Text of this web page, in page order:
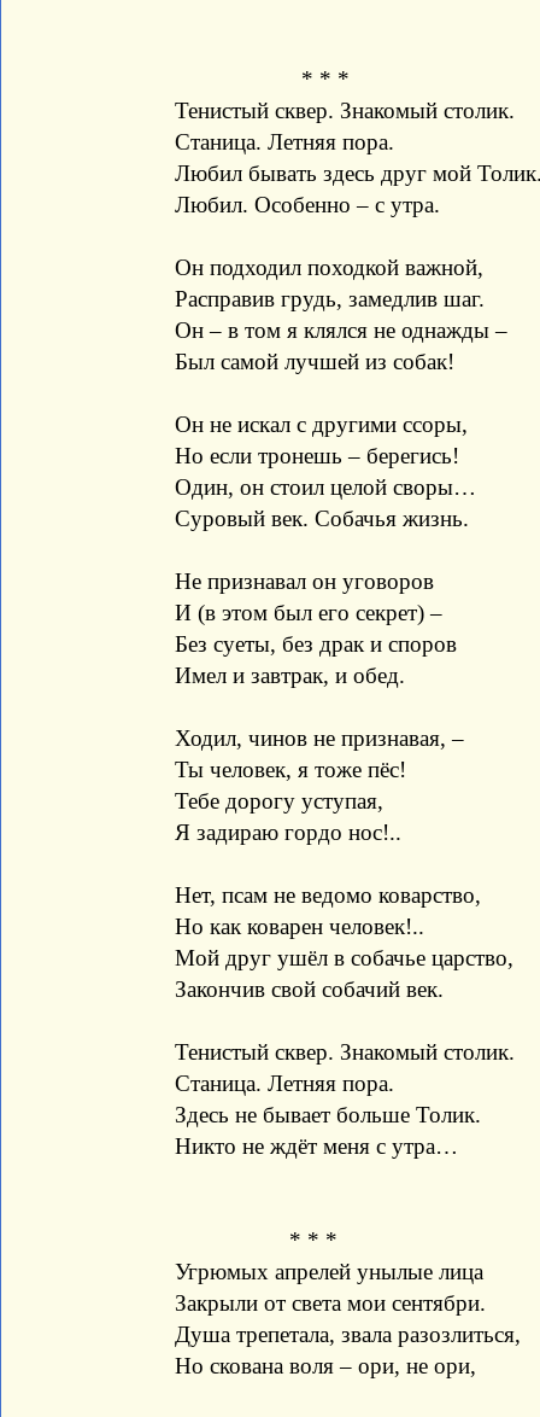
* * *
Тенистый сквер. Знакомый столик.
Станица. Летняя пора.
Любил бывать здесь друг мой
Любил. Особенно – с утра.
Он подходил походкой важной,
Расправив грудь, замедлив шаг.
Он – в том я клялся не однажды –
Был самой лучшей из собак!
Он не искал с другими ссоры,
Но если тронешь – берегись!
Один, он стоил целой своры…
Суровый век. Собачья жизнь.
Не признавал он уговоров
И (в этом был его секрет) –
Без суеты, без драк и споров
Имел и завтрак, и обед.
Ходил, чинов не признавая, –
Ты человек, я тоже пёс!
Тебе дорогу уступая,
Я задираю гордо нос!..
Нет, псам не ведомо коварство,
Но как коварен человек!..
Мой друг ушёл в собачье царство,
Закончив свой собачий век.
Тенистый сквер. Знакомый столик.
Станица. Летняя пора.
Здесь не бывает больше Толик.
Никто не ждёт меня с утра…
* * *
Угрюмых апрелей унылые лица
Закрыли от света мои сентябри.
Душа трепетала, звала разозлиться,
Но скована воля – ори, не ори,